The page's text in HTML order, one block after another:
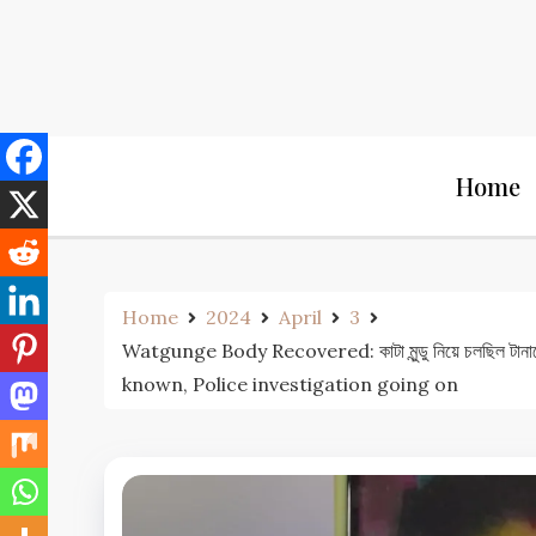
Home
Home 2024 April
3
Watgunge Body Recovered: কাটা মুন্ডু নিয়ে চলছিল
known, Police investigation going on